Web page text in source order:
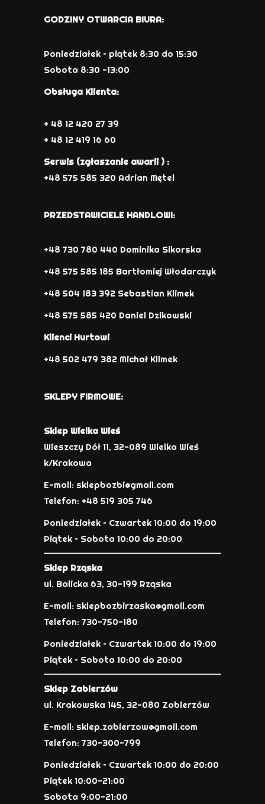
GODZINY OTWARCIA BIURA:
Poniedziałek – piątek 8:30 do 15:30
Sobota 8:30 -13:00
Obsługa Klienta:
+ 48 12 420 27 39
+ 48 12 419 16 60
Serwis (zgłaszanie awarii ) :
+48 575 585 320 Adrian Mętel
PRZEDSTAWICIELE HANDLOWI:
+48 730 780 440 Dominika Sikorska
+48 575 585 185 Bartłomiej Włodarczyk
+48 504 183 392 Sebastian Klimek
+48 575 585 420 Daniel Dzikowski
Klienci Hurtowi
+48 502 479 382 Michał Klimek
SKLEPY FIRMOWE:
Sklep Wielka Wieś
Wieszczy Dół 11, 32-089 Wielka Wieś
k/Krakowa
E-mail: sklepbozbi@gmail.com
Telefon: +48 519 305 746
Poniedziałek – Czwartek 10:00 do 19:00
Piątek – Sobota 10:00 do 20:00
Sklep Rząska
ul. Balicka 63, 30-199 Rząska
E-mail: sklepbozbirzaska@gmail.com
Telefon: 730-750-180
Poniedziałek – Czwartek 10:00 do 19:00
Piątek – Sobota 10:00 do 20:00
Sklep Zabierzów
ul. Krakowska 145, 32-080 Zabierzów
E-mail: sklep.zabierzow@gmail.com
Telefon: 730-300-799
Poniedziałek – Czwartek 10:00 do 20:00
Piątek 10:00-21:00
Sobota 9:00-21:00